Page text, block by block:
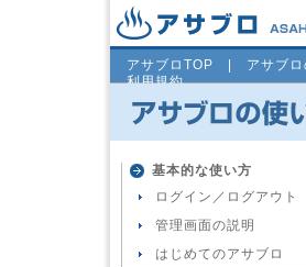
アサブロTOP アサブ
利用規約
基本的な使い方
ログイン／ログアウト
管理画面の説明
はじめてのアサブロ